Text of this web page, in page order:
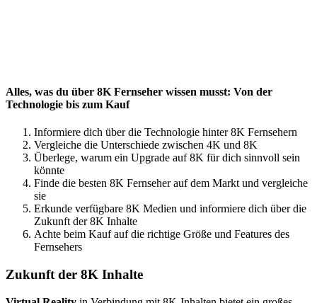
Alles, was du über 8K Fernseher wissen musst: Von der
Technologie bis zum Kauf
Informiere dich über die Technologie hinter 8K Fernsehern
Vergleiche die Unterschiede zwischen 4K und 8K
Überlege, warum ein Upgrade auf 8K für dich sinnvoll sein
könnte
Finde die besten 8K Fernseher auf dem Markt und vergleiche
sie
Erkunde verfügbare 8K Medien und informiere dich über die
Zukunft der 8K Inhalte
Achte beim Kauf auf die richtige Größe und Features des
Fernsehers
Zukunft der 8K Inhalte